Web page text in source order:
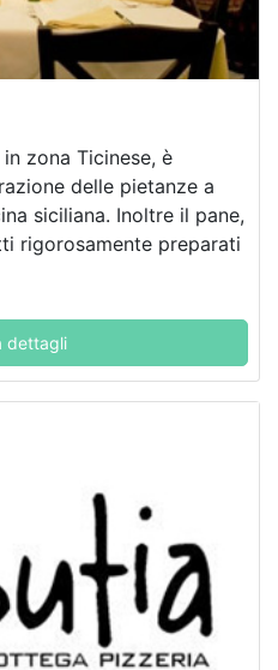
zona Ticinese, è
delle pietanze a
siciliana. Inoltre il pane,
rigorosamente preparati
dettagli